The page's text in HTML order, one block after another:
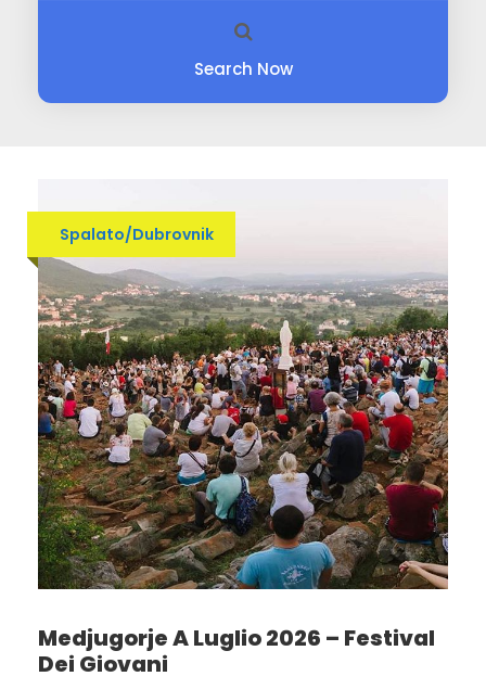
Search Now
Spalato/Dubrovnik
Medjugorje A Luglio 2026 – Festival
Dei Giovani